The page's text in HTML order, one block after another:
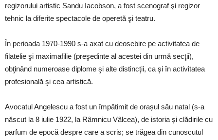
regizorului artistic Sandu Iacobson, a fost scenograf şi regizor
tehnic la diferite spectacole de operetă şi teatru.
În perioada 1970-1990 s-a axat cu deosebire pe activitatea de
filatelie şi maximafilie (preşedinte al acestei din urmă secţii),
obţinând numeroase diplome şi alte distincţii, ca şi în activitatea
profesională şi cea artistică.
Avocatul Angelescu a fost un împătimit de orașul său natal (s-a
născut la 8 iulie 1922, la Râmnicu Vâlcea), de istoria și clădirile cu
parfum de epocă despre care a scris; se trăgea din cunoscutul